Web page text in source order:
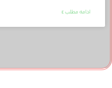
ادامه مطلب »